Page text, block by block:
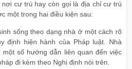
cư trú hay còn gọi là địa chỉ cư trú
một trong hai điều kiện sau:
sống theo dạng nhà ở một cách rõ
định hiện hành của Pháp luật. Nhà
số hướng dẫn liên quan đến việc
đi kèm theo Nghị định nói trên.